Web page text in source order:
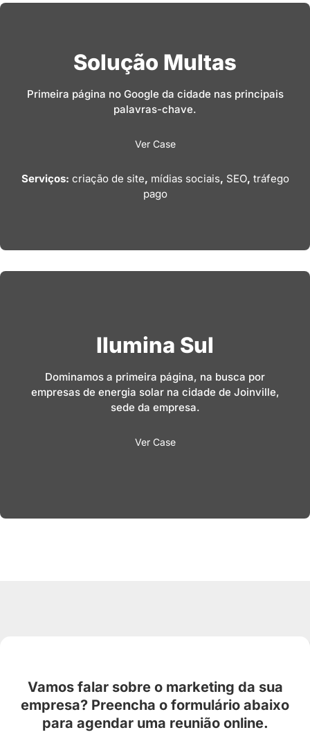
Solução Multas
Primeira página no Google da cidade nas principais
palavras-chave.
Ver Case
Serviços: criação de site, mídias sociais, SEO, tráfego
pago
Ilumina Sul
Dominamos a primeira página, na busca por
empresas de energia solar na cidade de Joinville,
sede da empresa.
Ver Case
Vamos falar sobre o marketing da sua
empresa? Preencha o formulário abaixo
para agendar uma reunião online.